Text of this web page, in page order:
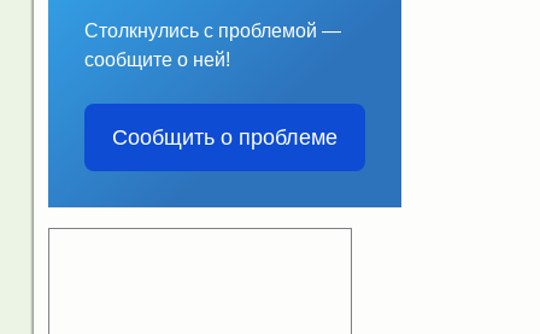
Столкнулись с проблемой —
сообщите о ней!
Сообщить о проблеме